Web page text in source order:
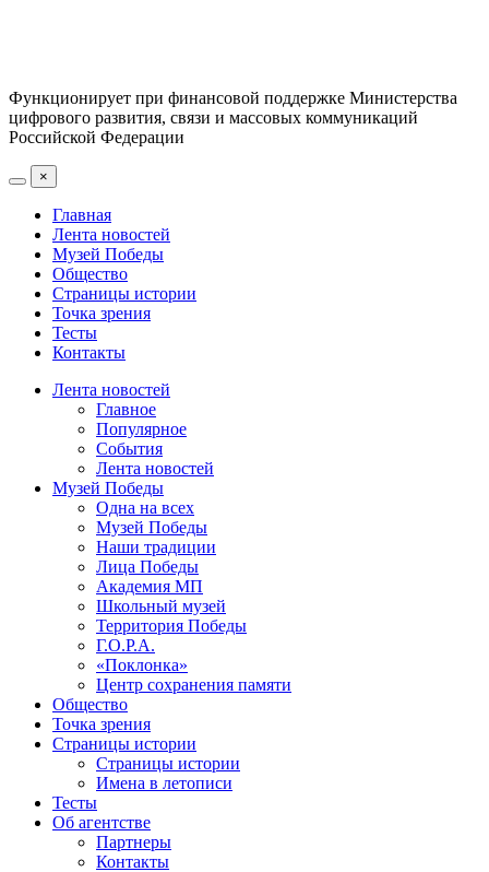
Функционирует при финансовой поддержке Министерства
цифрового развития, связи и массовых коммуникаций
Российской Федерации
×
Главная
Лента новостей
Музей Победы
Общество
Страницы истории
Точка зрения
Тесты
Контакты
Лента новостей
Главное
Популярное
События
Лента новостей
Музей Победы
Одна на всех
Музей Победы
Наши традиции
Лица Победы
Академия МП
Школьный музей
Территория Победы
Г.О.Р.А.
«Поклонка»
Центр сохранения памяти
Общество
Точка зрения
Страницы истории
Страницы истории
Имена в летописи
Тесты
Об агентстве
Партнеры
Контакты